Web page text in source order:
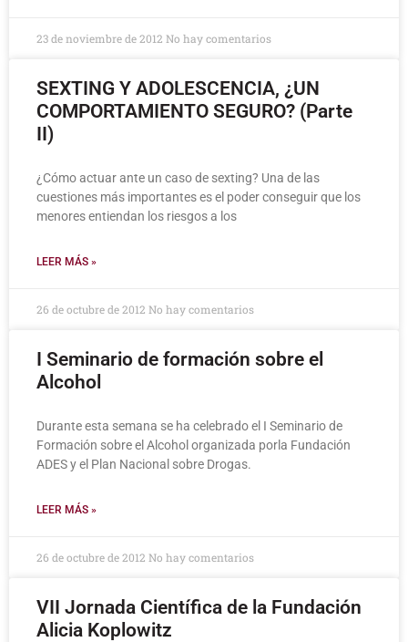
23 de noviembre de 2012 No hay comentarios
SEXTING Y ADOLESCENCIA, ¿UN
COMPORTAMIENTO SEGURO? (Parte
II)
¿Cómo actuar ante un caso de sexting? Una de las
cuestiones más importantes es el poder conseguir que los
menores entiendan los riesgos a los
LEER MÁS »
26 de octubre de 2012 No hay comentarios
I Seminario de formación sobre el
Alcohol
Durante esta semana se ha celebrado el I Seminario de
Formación sobre el Alcohol organizada porla Fundación
ADES y el Plan Nacional sobre Drogas.
LEER MÁS »
26 de octubre de 2012 No hay comentarios
VII Jornada Científica de la Fundación
Alicia Koplowitz